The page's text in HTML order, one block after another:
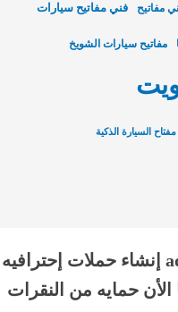
مفاتيح فني مفاتيح سيارات
مفاتيح سيارات الشويخ
مفتاح السيارة الذكية
شركة الناجي إعلانات جوجل ads إنشاء حملات إحترافيه
حمايه من النقرات